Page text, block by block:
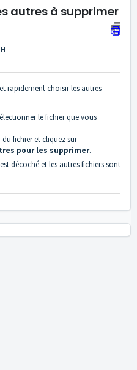
autres à supprimer
rapidement choisir les autres
le fichier que vous
fichier et cliquez sur
pour les supprimer.
décoché et les autres fichiers sont